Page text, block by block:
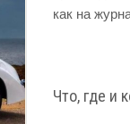
как на
Что, где и